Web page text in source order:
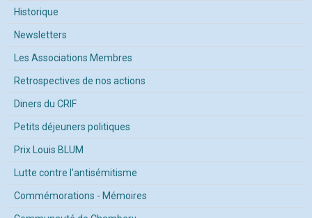
Historique
Newsletters
Les Associations Membres
Retrospectives de nos actions
Diners du CRIF
Petits déjeuners politiques
Prix Louis BLUM
Lutte contre l'antisémitisme
Commémorations - Mémoires